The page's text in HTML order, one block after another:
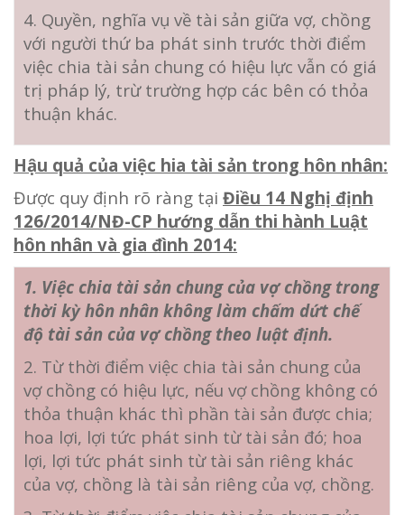
4. Quyền, nghĩa vụ về tài sản giữa vợ, chồng
với người thứ ba phát sinh trước thời điểm
việc chia tài sản chung có hiệu lực vẫn có giá
trị pháp lý, trừ trường hợp các bên có thỏa
thuận khác.
Hậu quả của việc hia tài sản trong hôn nhân:
Được quy định rõ ràng tại Điều 14 Nghị định
126/2014/NĐ-CP hướng dẫn thi hành Luật
hôn nhân và gia đình 2014:
1. Việc chia tài sản chung của vợ chồng trong
thời kỳ hôn nhân không làm chấm dứt chế
độ tài sản của vợ chồng theo luật định.
2. Từ thời điểm việc chia tài sản chung của
vợ chồng có hiệu lực, nếu vợ chồng không có
thỏa thuận khác thì phần tài sản được chia;
hoa lợi, lợi tức phát sinh từ tài sản đó; hoa
lợi, lợi tức phát sinh từ tài sản riêng khác
của vợ, chồng là tài sản riêng của vợ, chồng.